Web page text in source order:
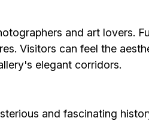
and art lovers.
Visitors can feel the
elegant corridors.
and fascinating